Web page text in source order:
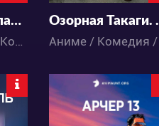
Центральный парк 3
Мультфильмы / Комедия / Повседневность